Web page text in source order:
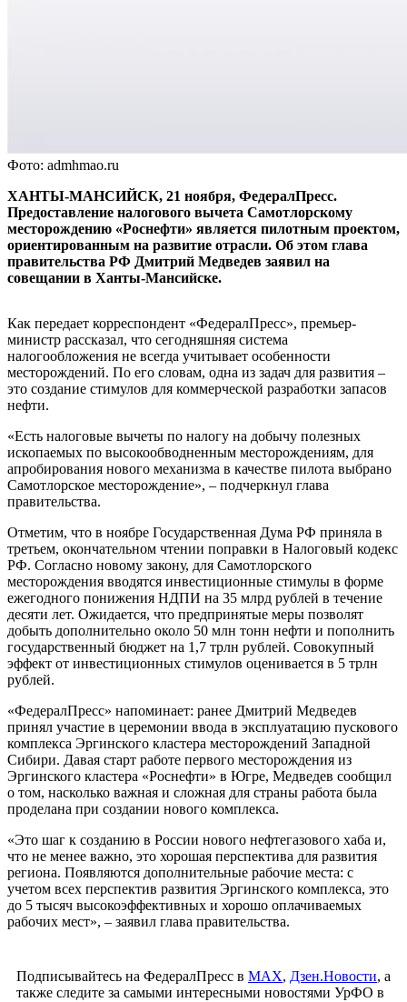
Фото: admhmao.ru
ХАНТЫ-МАНСИЙСК, 21 ноября, ФедералПресс.
Предоставление налогового вычета Самотлорскому
месторождению «Роснефти» является пилотным проектом,
ориентированным на развитие отрасли. Об этом глава
правительства РФ Дмитрий Медведев заявил на
совещании в Ханты-Мансийске.
Как передает корреспондент «ФедералПресс», премьер-
министр рассказал, что сегодняшняя система
налогообложения не всегда учитывает особенности
месторождений. По его словам, одна из задач для развития –
это создание стимулов для коммерческой разработки запасов
нефти.
«Есть налоговые вычеты по налогу на добычу полезных
ископаемых по высокообводненным месторождениям, для
апробирования нового механизма в качестве пилота выбрано
Самотлорское месторождение», – подчеркнул глава
правительства.
Отметим, что в ноябре Государственная Дума РФ приняла в
третьем, окончательном чтении поправки в Налоговый кодекс
РФ. Согласно новому закону, для Самотлорского
месторождения вводятся инвестиционные стимулы в форме
ежегодного понижения НДПИ на 35 млрд рублей в течение
десяти лет. Ожидается, что предпринятые меры позволят
добыть дополнительно около 50 млн тонн нефти и пополнить
государственный бюджет на 1,7 трлн рублей. Совокупный
эффект от инвестиционных стимулов оценивается в 5 трлн
рублей.
«ФедералПресс» напоминает: ранее Дмитрий Медведев
принял участие в церемонии ввода в эксплуатацию пускового
комплекса Эргинского кластера месторождений Западной
Сибири. Давая старт работе первого месторождения из
Эргинского кластера «Роснефти» в Югре, Медведев сообщил
о том, насколько важная и сложная для страны работа была
проделана при создании нового комплекса.
«Это шаг к созданию в России нового нефтегазового хаба и,
что не менее важно, это хорошая перспектива для развития
региона. Появляются дополнительные рабочие места: с
учетом всех перспектив развития Эргинского комплекса, это
до 5 тысяч высокоэффективных и хорошо оплачиваемых
рабочих мест», – заявил глава правительства.
Подписывайтесь на ФедералПресс в МАХ, Дзен.Новости, а
также следите за самыми интересными новостями УрФО в